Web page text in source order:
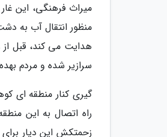
میراث فرهنگی، این
منظور انتقال آب به
هدایت می کند، قبل
سرازیر شده و مردم
گیری کنار منطقه ای
راه اتصال به این
زحمتکش این دیار